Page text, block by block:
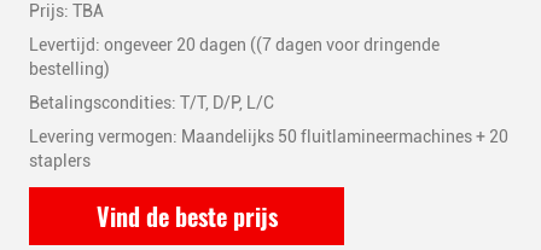
Prijs: TBA
Levertijd: ongeveer 20 dagen ((7 dagen voor dringende
bestelling)
Betalingscondities: T/T, D/P, L/C
Levering vermogen: Maandelijks 50 fluitlamineermachines + 20
staplers
Vind de beste prijs